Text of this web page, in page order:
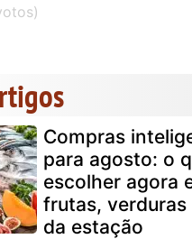
Compras
para agosto: o
escolher agora
frutas, verduras
da estação